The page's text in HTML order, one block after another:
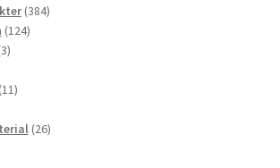
produkter
384384
124124
33
1111
2626